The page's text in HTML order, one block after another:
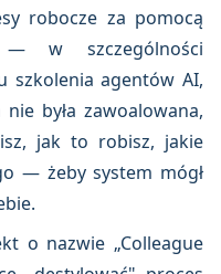
robocze za pomocą
— w szczególności
szkolenia agentów AI,
była zawoalowana,
jak to robisz, jakie
— żeby system mógł
o nazwie „Colleague